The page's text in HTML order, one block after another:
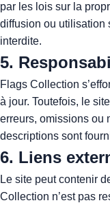
par les lois sur la
diffusion ou utilisation
interdite.
5.
Flags Collection
à jour. Toutefois, le
erreurs, omissions ou
descriptions sont
6. Liens
Le site peut contenir
Collection n’est pas